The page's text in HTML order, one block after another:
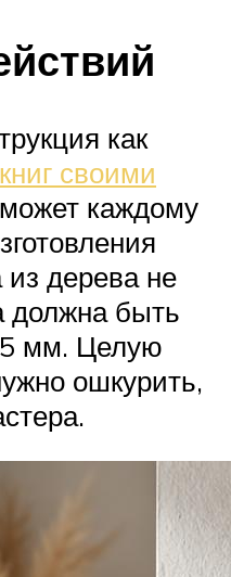
как
книг своими
каждому
из дерева не
должна быть
мм. Целую
ошкурить,